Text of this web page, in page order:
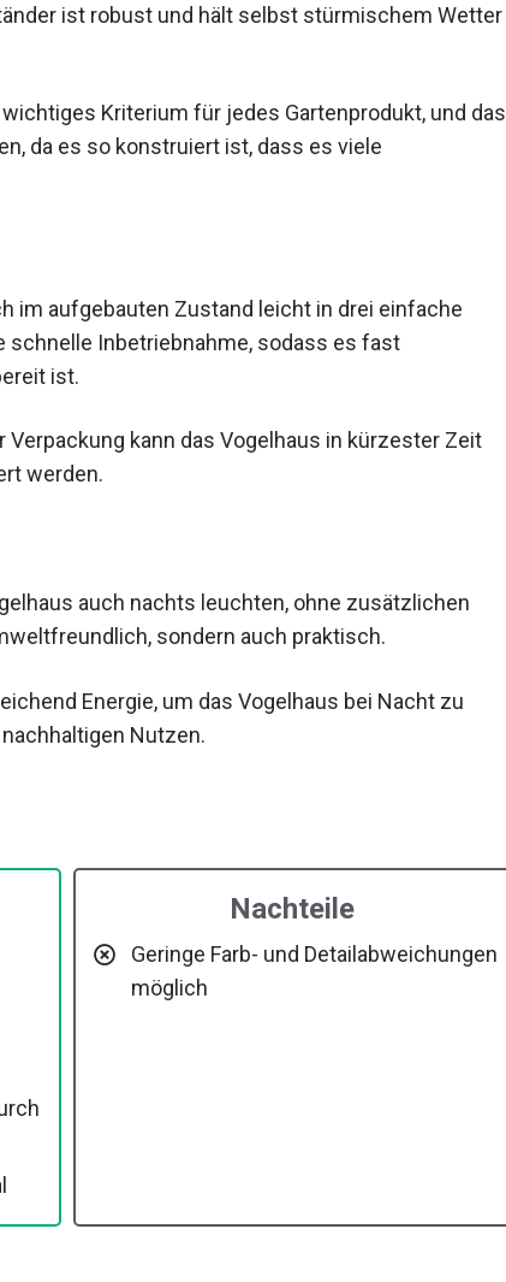
ist robust und hält selbst stürmischem Wetter
Kriterium für jedes Gartenprodukt, und das
da es so konstruiert ist, dass es viele
im aufgebauten Zustand leicht in drei einfache
schnelle Inbetriebnahme, sodass es fast
ist.
kann das Vogelhaus in kürzester Zeit
werden.
auch nachts leuchten, ohne zusätzlichen
sondern auch praktisch.
Energie, um das Vogelhaus bei Nacht zu
Nutzen.
Nachteile
Geringe Farb- und Detailabweichungen
möglich